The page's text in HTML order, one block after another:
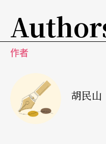
安景象。
这三支舞作亦各有不同
者的肢体结成一体，
动作时，转化为有生
作者
胡民山